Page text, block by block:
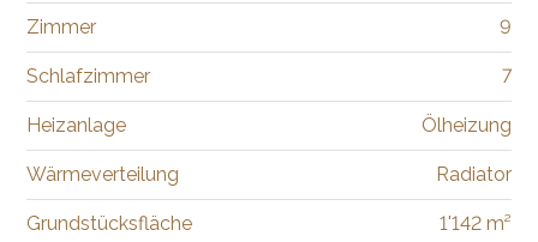
Zimmer 9
Schlafzimmer 7
Heizanlage Ölheizung
Wärmeverteilung Radiator
Grundstücksfläche 1'142 m²